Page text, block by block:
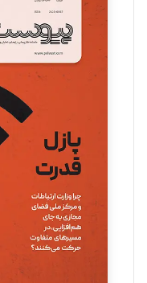
تحریریه
مینا پاکدل
یسنا امان‌پور
تحریریه
ملینا جعفری
تحریریه